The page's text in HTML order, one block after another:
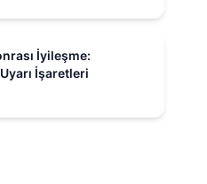
İyileşme:
İşaretleri